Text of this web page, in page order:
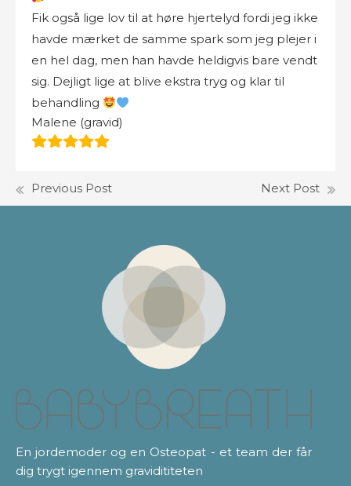
Fik også lige lov til at høre hjertelyd fordi jeg ikke
havde mærket de samme spark som jeg plejer i
en hel dag, men han havde heldigvis bare vendt
sig. Dejligt lige at blive ekstra tryg og klar til
behandling
Malene (gravid)
Previous Post Next Post
En jordemoder og en Osteopat - et team der får
dig trygt igennem gravidititeten